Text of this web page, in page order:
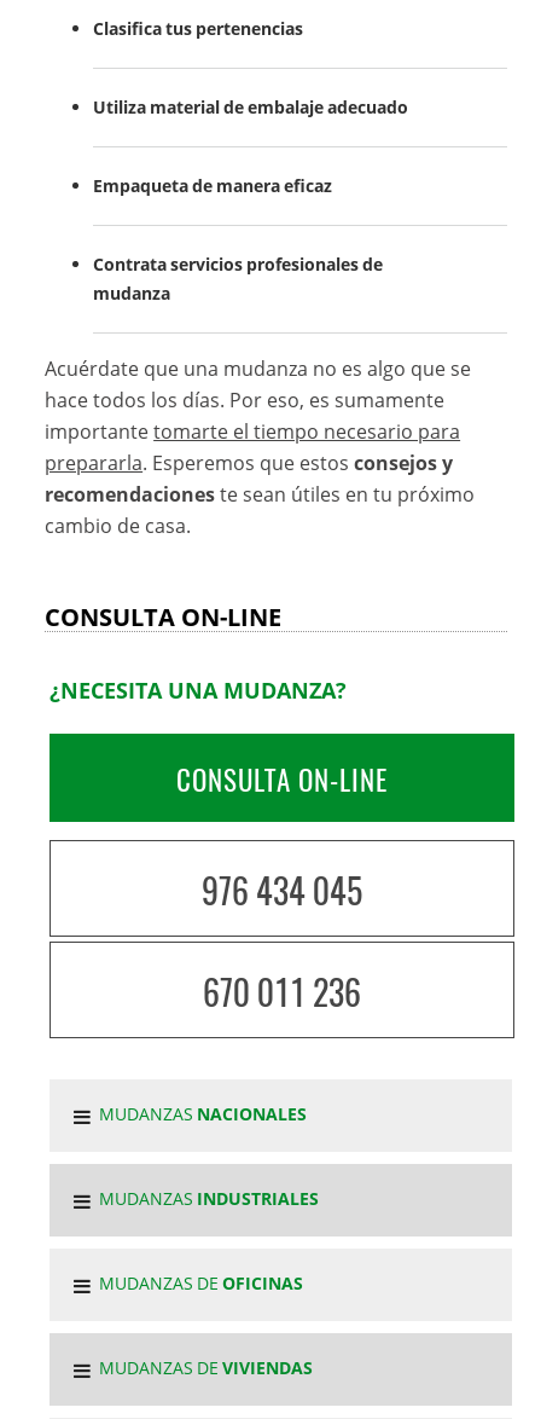
Clasifica tus pertenencias
Utiliza material de embalaje adecuado
Empaqueta de manera eficaz
Contrata servicios profesionales de
mudanza
Acuérdate que una mudanza no es algo que se
hace todos los días. Por eso, es sumamente
importantetomarte el tiempo necesario para
prepararla. Esperemos que estosconsejos y
recomendacioneste sean útiles en tu próximo
cambio de casa.
CONSULTA ON-LINE
¿NECESITA UNA MUDANZA?
CONSULTA ON-LINE
976 434 045
670 011 236
MUDANZAS NACIONALES
MUDANZAS INDUSTRIALES
MUDANZAS DEOFICINAS
MUDANZAS DEVIVIENDAS